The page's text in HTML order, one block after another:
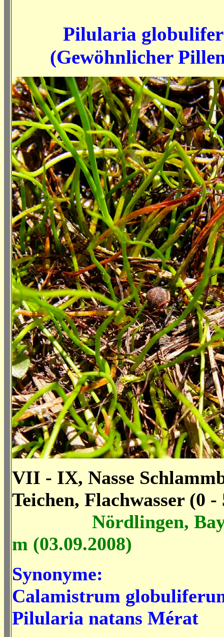
Pilularia
(Gewöhnlicher
VII - IX, Nasse
Teichen, Flachwasser (0 -
Nördlingen,
m (03.09.2008)
Synonyme:
Calamistrum
Pilularia natans Mérat